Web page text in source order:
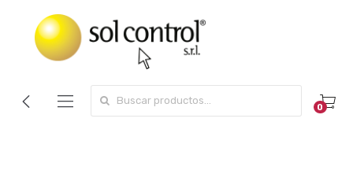
0